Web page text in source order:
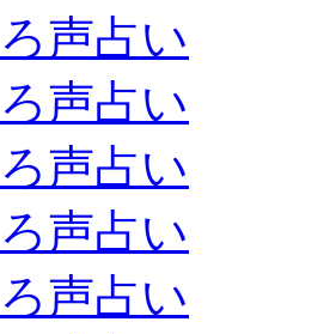
声占い
声占い
声占い
声占い
声占い